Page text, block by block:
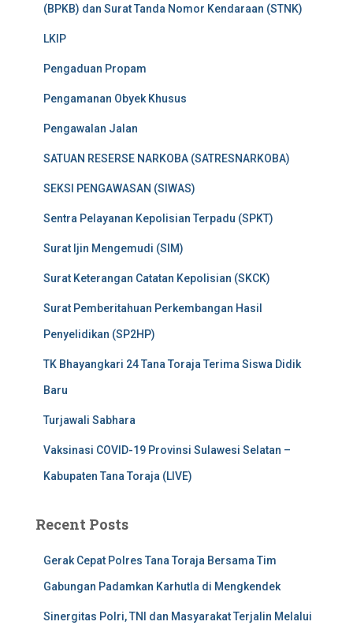
(BPKB) dan Surat Tanda Nomor Kendaraan (STNK)
LKIP
Pengaduan Propam
Pengamanan Obyek Khusus
Pengawalan Jalan
SATUAN RESERSE NARKOBA (SATRESNARKOBA)
SEKSI PENGAWASAN (SIWAS)
Sentra Pelayanan Kepolisian Terpadu (SPKT)
Surat Ijin Mengemudi (SIM)
Surat Keterangan Catatan Kepolisian (SKCK)
Surat Pemberitahuan Perkembangan Hasil
Penyelidikan (SP2HP)
TK Bhayangkari 24 Tana Toraja Terima Siswa Didik
Baru
Turjawali Sabhara
Vaksinasi COVID-19 Provinsi Sulawesi Selatan –
Kabupaten Tana Toraja (LIVE)
Recent Posts
Gerak Cepat Polres Tana Toraja Bersama Tim
Gabungan Padamkan Karhutla di Mengkendek
Sinergitas Polri, TNI dan Masyarakat Terjalin Melalui